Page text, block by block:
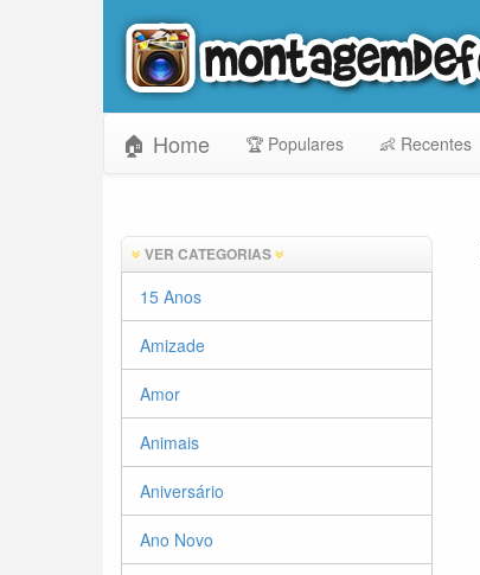
🏠 Home 🏆 Populares 👶 Recentes
VER CATEGORIAS
15 Anos
Amizade
Amor
Animais
Aniversário
Ano Novo